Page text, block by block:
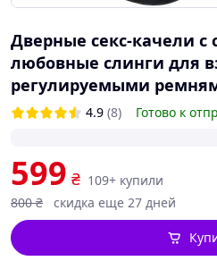
Дверные секс-качели с
любовные слинги для
регулируемыми
4.9 (8) Готово к
599 ₴ 109+ купили
800 ₴ скидка еще 27 дней